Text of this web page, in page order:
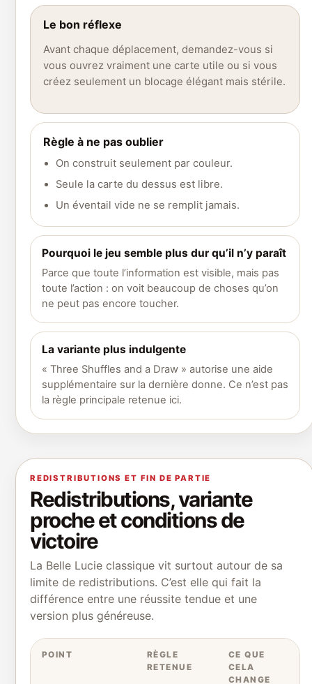
Le bon réflexe
Avant chaque déplacement, demandez-vous si
vous ouvrez vraiment une carte utile ou si vous
créez seulement un blocage élégant mais stérile.
Règle à ne pas oublier
On construit seulement par couleur.
Seule la carte du dessus est libre.
Un éventail vide ne se remplit jamais.
Pourquoi le jeu semble plus dur qu’il n’y paraît
Parce que toute l’information est visible, mais pas
toute l’action : on voit beaucoup de choses qu’on
ne peut pas encore toucher.
La variante plus indulgente
« Three Shuffles and a Draw » autorise une aide
supplémentaire sur la dernière donne. Ce n’est pas
la règle principale retenue ici.
REDISTRIBUTIONS ET FIN DE PARTIE
Redistributions, variante
proche et conditions de
victoire
La Belle Lucie classique vit surtout autour de sa
limite de redistributions. C’est elle qui fait la
différence entre une réussite tendue et une
version plus généreuse.
POINT
RÈGLE
RETENUE
CE QUE
CELA
CHANGE